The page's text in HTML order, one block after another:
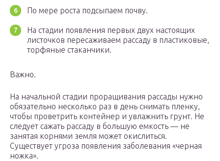
По мере роста подсыпаем почву.
На стадии появления первых двух настоящих
листочков пересаживаем рассаду в пластиковые,
торфяные стаканчики.
Важно.
На начальной стадии проращивания рассады нужно
обязательно несколько раз в день снимать пленку,
чтобы проветрить контейнер и увлажнить грунт. Не
следует сажать рассаду в большую емкость — не
занятая корнями земля может окислиться.
Существует угроза появления заболевания «черная
ножка».